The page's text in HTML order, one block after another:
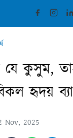
কুসুম,
হৃদয়
Nov, 2025